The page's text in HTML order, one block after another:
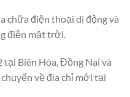
chữa điện thoại di động và
điện mặt trời.
Biên Hòa, Đồng Nai và
về địa chỉ mới tại